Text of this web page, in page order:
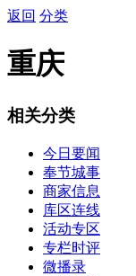
返回 分类
重庆
相关分类
今日要闻
奉节城事
商家信息
库区连线
活动专区
专栏时评
微播录